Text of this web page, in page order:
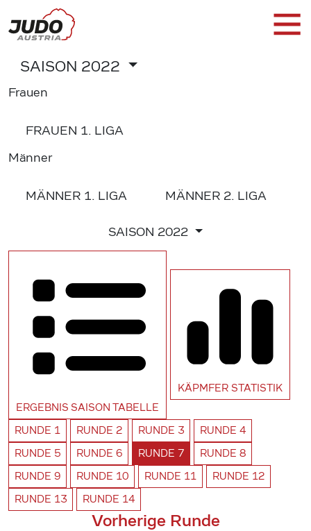
SAISON 2022
Frauen
FRAUEN 1. LIGA
Männer
MÄNNER 1. LIGA MÄNNER 2. LIGA
SAISON 2022
ERGEBNIS SAISON TABELLE
KÄPMFER STATISTIK
RUNDE 1 RUNDE 2 RUNDE 3 RUNDE 4
RUNDE 5 RUNDE 6 RUNDE 7 RUNDE 8
RUNDE 9 RUNDE 10 RUNDE 11 RUNDE 12
RUNDE 13 RUNDE 14
Vorherige Runde